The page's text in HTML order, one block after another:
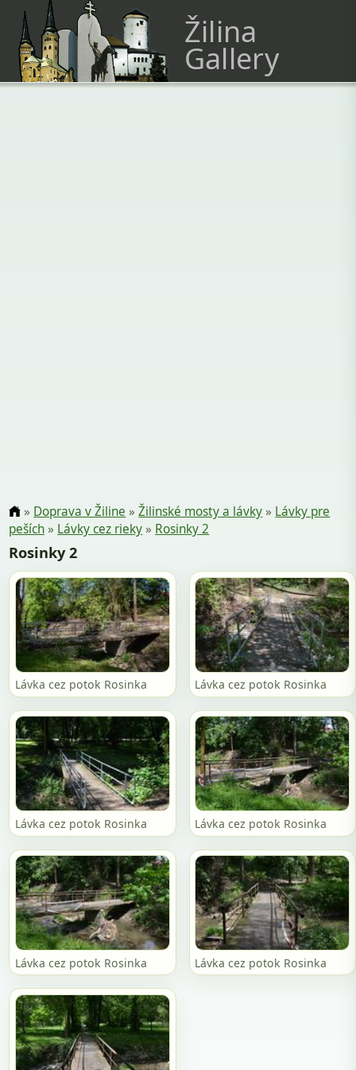
Žilina
Gallery
» Doprava v Žiline »Žilinské mosty a lávky» Lávky pre
peších» Lávky cez rieky» Rosinky 2
Rosinky 2
Lávka cez potok Rosinka Lávka cez potok Rosinka
Lávka cez potok Rosinka Lávka cez potok Rosinka
Lávka cez potok Rosinka Lávka cez potok Rosinka